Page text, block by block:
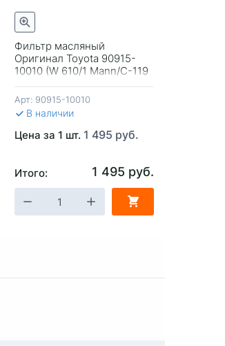
Фильтр масляный
Оригинал Toyota 90915-
10010 (W 610/1 Mann/C-119
Арт: 90915-10010
В наличии
Цена за 1 шт. 1 495 руб.
Итого: 1 495 руб.
+ В КОРЗИНУ -